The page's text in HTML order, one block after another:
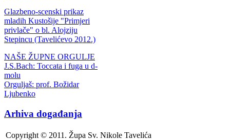
Glazbeno-scenski prikaz
mladih Kustošije "Primjeri
privlače" o bl. Alojziju
Stepincu (Tavelićevo 2012.)
NAŠE ŽUPNE ORGULJE
J.S.Bach: Toccata i fuga u d-
molu
Orguljaš: prof. Božidar
Ljubenko
Arhiva događanja
Copyright © 2011. Župa Sv. Nikole Tavelića